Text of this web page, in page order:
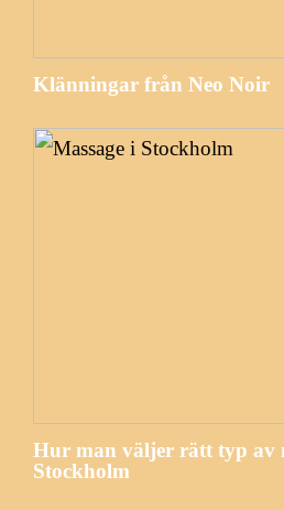
Klänningar från Neo Noir
Hur man väljer rätt typ av
Stockholm